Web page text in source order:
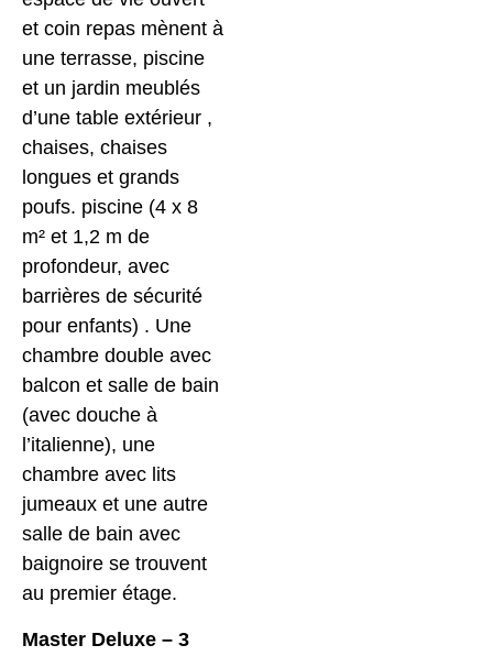
et coin repas mènent à
une terrasse, piscine
et un jardin meublés
d’une table extérieur ,
chaises, chaises
longues et grands
poufs. piscine (4 x 8
m² et 1,2 m de
profondeur, avec
barrières de sécurité
pour enfants) . Une
chambre double avec
balcon et salle de bain
(avec douche à
l’italienne), une
chambre avec lits
jumeaux et une autre
salle de bain avec
baignoire se trouvent
au premier étage.
Master Deluxe – 3